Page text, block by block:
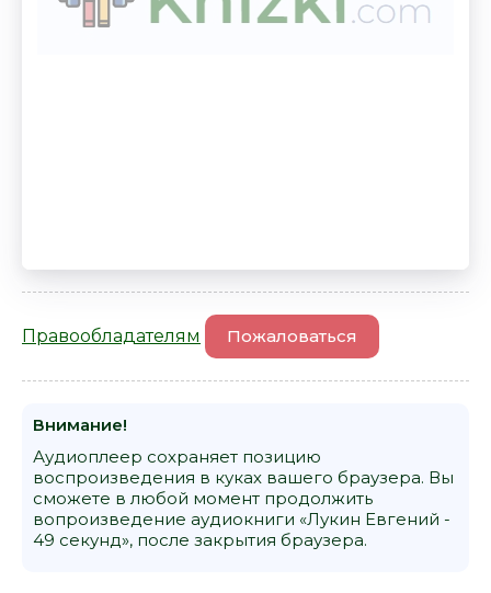
Правообладателям Пожаловаться
Внимание!
Аудиоплеер сохраняет позицию
воспроизведения в куках вашего браузера. Вы
сможете в любой момент продолжить
вопроизведение аудиокниги «Лукин Евгений -
49 секунд», после закрытия браузера.